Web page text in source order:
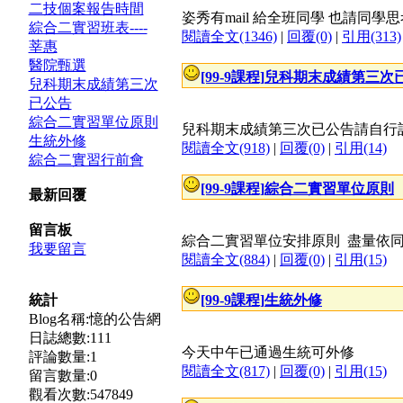
二技個案報告時間
綜合二實習班表----
莘惠
醫院甄選
兒科期末成績第三次
已公告
綜合二實習單位原則
生統外修
綜合二實習行前會
最新回覆
留言板
我要留言
統計
Blog名稱:憶的公告網
日誌總數:111
評論數量:1
留言數量:0
觀看次數:547849
姿秀有mail 給全班同學 也請同學
閱讀全文(1346) | 回覆(0) | 引用(313)
[99-9課程]兒科期末成績第三次
兒科期末成績第三次已公告請自行
閱讀全文(918) | 回覆(0) | 引用(14)
[99-9課程]綜合二實習單位原則
綜合二實習單位安排原則 盡量
閱讀全文(884) | 回覆(0) | 引用(15)
[99-9課程]生統外修
今天中午已通過生統可外修
閱讀全文(817) | 回覆(0) | 引用(15)